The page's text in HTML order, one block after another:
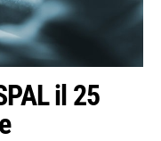
il 25